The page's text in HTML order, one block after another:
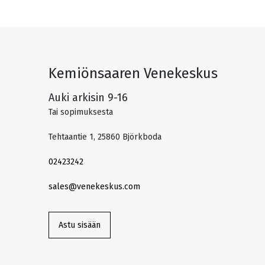
Kemiönsaaren Venekeskus
Auki arkisin 9-16
Tai sopimuksesta
Tehtaantie 1, 25860 Björkboda
02423242
sales@venekeskus.com
Astu sisään